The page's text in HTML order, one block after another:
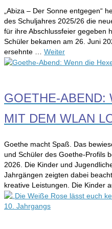
„Abiza – Der Sonne entgegen“
des Schuljahres 2025/26 die
für ihre Abschlussfeier gegeben
Schüler bekamen am 26. Juni
ersehnte … Weiter
GOETHE-ABEND:
MIT DEM WLAN
Goethe macht Spaß. Das
und Schüler des Goethe-Profils
2026. Die Kinder und
Jahrgängen zeigten dabei
kreative Leistungen. Die Kinder